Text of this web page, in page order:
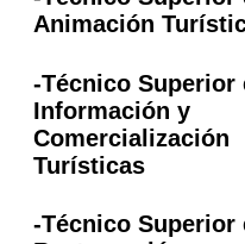
Animación
-Técnico Superior
Información y
Comercialización
Turísticas
-Técnico Superior